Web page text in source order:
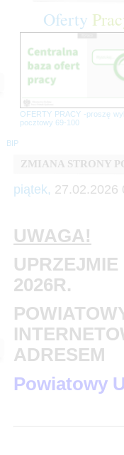
Oferty
OFERTY PRACY -proszę
pocztowy 69-100
BIP
ZMIANA STRONY
piątek, 27.02.2026
UWAGA!
2026R.
ADRESEM
Powiatowy